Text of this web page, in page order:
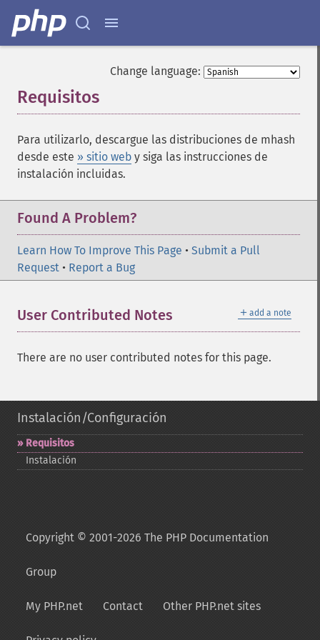
Change language:
Requisitos
Para utilizarlo, descargue las distribuciones de mhash
desde este » sitio web y siga las instrucciones de
instalación incluidas.
Found A Problem?
Learn How To Improve This Page • Submit a Pull
Request • Report a Bug
＋ add a note
User Contributed Notes
There are no user contributed notes for this page.
Instalación/Configuración
Requisitos
Instalación
Copyright © 2001-2026 The PHP Documentation
Group
My PHP.net Contact Other PHP.net sites